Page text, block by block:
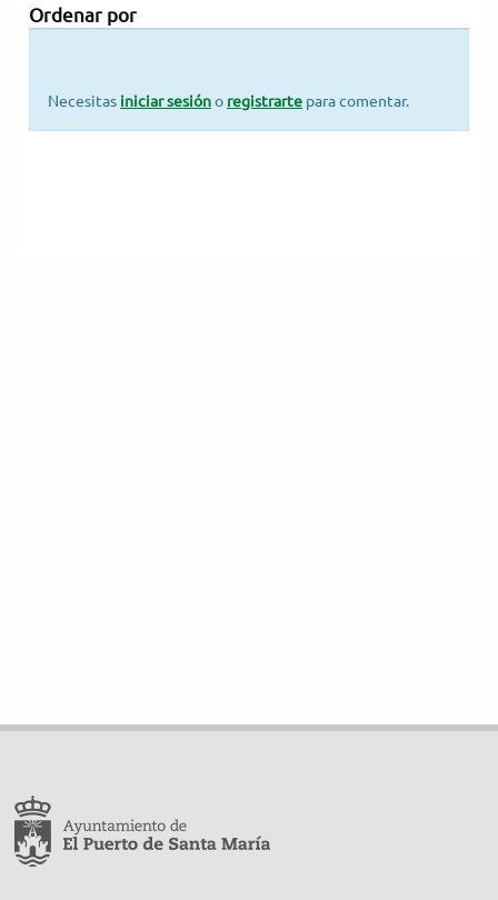
Ordenar por
Necesitas iniciar sesióno registrarte para comentar.